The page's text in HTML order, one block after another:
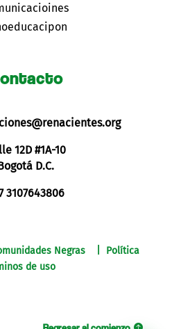
12D #1A-10
D.C.
3107643806
Negras | Política
de uso